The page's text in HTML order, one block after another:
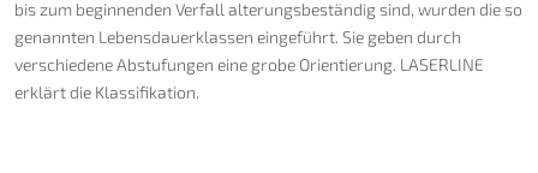
bis zum beginnenden Verfall alterungsbeständig sind, wurden die so
genannten Lebensdauerklassen eingeführt. Sie geben durch
verschiedene Abstufungen eine grobe Orientierung. LASERLINE
erklärt die Klassifikation.